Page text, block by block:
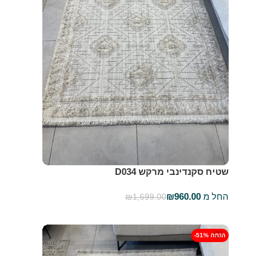
שטיח סקנדינבי מרקש D034
החל מ ₪960.00
₪1,699.00
-51% הנחה